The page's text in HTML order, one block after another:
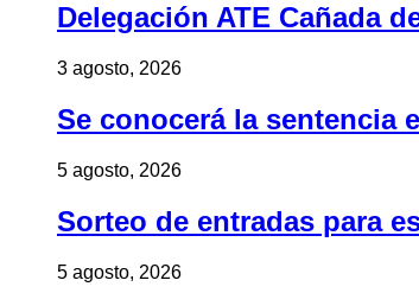
Delegación ATE Cañada
3 agosto, 2026
Se conocerá la sentencia
5 agosto, 2026
Sorteo de entradas para
5 agosto, 2026